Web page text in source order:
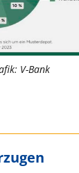
V-Bank